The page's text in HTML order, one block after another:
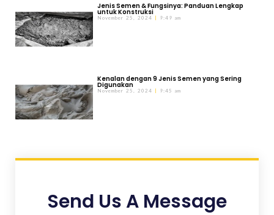
Jenis Semen & Fungsinya: Panduan Lengkap
untuk Konstruksi
November 25, 2024 9:49 am
Kenalan dengan 9 Jenis Semen yang Sering
Digunakan
November 25, 2024 9:45 am
Send Us A Message